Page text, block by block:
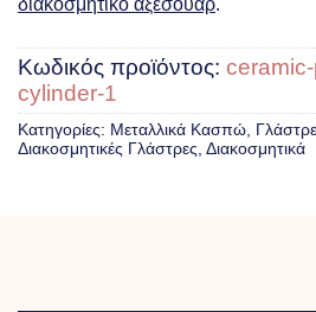
διακοσμητικό αξεσουάρ.
Κωδικός προϊόντος:
cylinder-1
Κατηγορίες: Μεταλλικά Κασπώ,
Διακοσμητικές Γλάστρες, Διακοσμητικά